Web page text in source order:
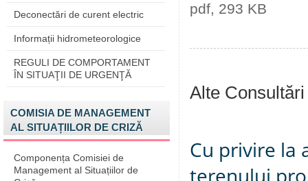
Deconectări de curent electric
Informații hidrometeorologice
REGULI DE COMPORTAMENT
ÎN SITUAŢII DE URGENŢĂ
COMISIA DE MANAGEMENT
AL SITUAȚIILOR DE CRIZĂ
Componența Comisiei de
Management al Situațiilor de
pdf, 293 KB
Alte
Cu privire la
terenului